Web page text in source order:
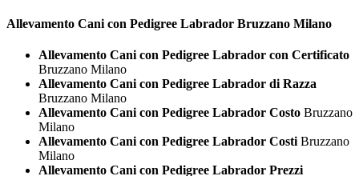
Allevamento Cani con Pedigree Labrador Bruzzano Milano
Allevamento Cani con Pedigree Labrador con Certificato
Bruzzano Milano
Allevamento Cani con Pedigree Labrador di Razza
Bruzzano Milano
Allevamento Cani con Pedigree Labrador Costo Bruzzano
Milano
Allevamento Cani con Pedigree Labrador Costi Bruzzano
Milano
Allevamento Cani con Pedigree Labrador Prezzi